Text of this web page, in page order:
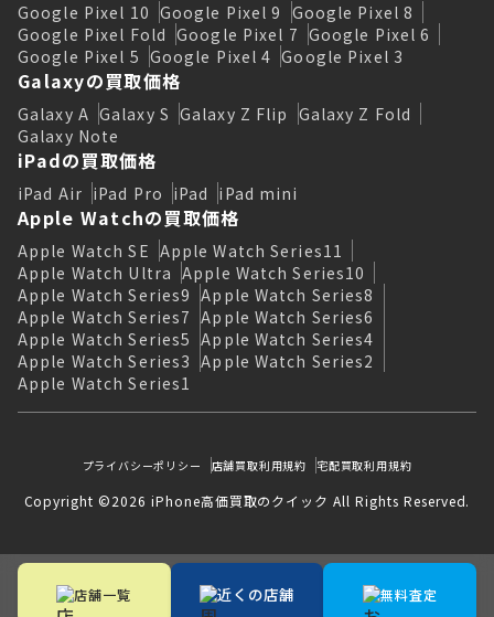
Google Pixel 10 Google Pixel 9 Google Pixel 8
Google Pixel Fold Google Pixel 7 Google Pixel 6
Google Pixel 5 Google Pixel 4 Google Pixel 3
Galaxyの買取価格
Galaxy A Galaxy S Galaxy Z Flip Galaxy Z Fold
Galaxy Note
iPadの買取価格
iPad Air iPad Pro iPad iPad mini
Apple Watchの買取価格
Apple Watch SE Apple Watch Series11
Apple Watch Ultra Apple Watch Series10
Apple Watch Series9 Apple Watch Series8
Apple Watch Series7 Apple Watch Series6
Apple Watch Series5 Apple Watch Series4
Apple Watch Series3 Apple Watch Series2
Apple Watch Series1
プライバシーポリシー 店舗買取利用規約 宅配買取利用規約
Copyright ©2026 iPhone高価買取のクイック All Rights Reserved.
店舗一覧 近くの店舗 無料査定